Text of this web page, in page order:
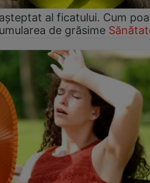
al ficatului. Cum
de grăsime